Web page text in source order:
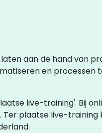
aan de hand van
en processen
live-training'. Bij
. Ter plaatse live-training